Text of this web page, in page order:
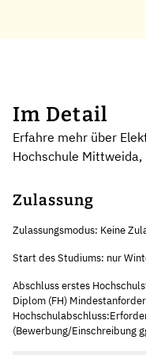
Im Detail
Erfahre mehr über
Hochschule
Zulassung
Zulassungsmodus: Keine
Start des Studiums: nur
Abschluss erstes
Diplom (FH)
(Bewerbung/Einschreibung